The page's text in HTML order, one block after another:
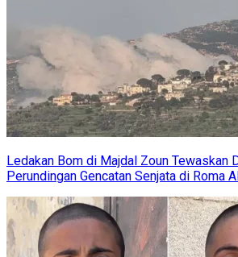
Ledakan Bom di Majdal Zoun Tewaskan
Perundingan Gencatan Senjata di Roma